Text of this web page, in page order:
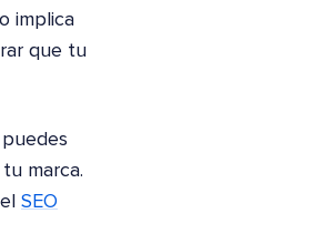
implica
que tu
marca.
SEO